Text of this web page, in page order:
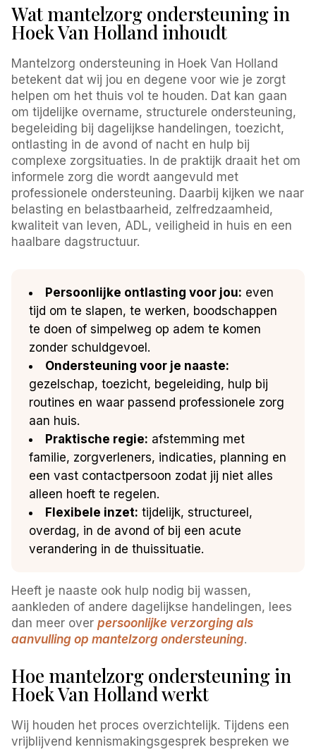
Wat mantelzorg ondersteuning in
Hoek Van Holland inhoudt
Mantelzorg ondersteuning in Hoek Van Holland
betekent dat wij jou en degene voor wie je zorgt
helpen om het thuis vol te houden. Dat kan gaan
om tijdelijke overname, structurele ondersteuning,
begeleiding bij dagelijkse handelingen, toezicht,
ontlasting in de avond of nacht en hulp bij
complexe zorgsituaties. In de praktijk draait het om
informele zorg die wordt aangevuld met
professionele ondersteuning. Daarbij kijken we naar
belasting en belastbaarheid, zelfredzaamheid,
kwaliteit van leven, ADL, veiligheid in huis en een
haalbare dagstructuur.
Persoonlijke ontlasting voor jou: even
tijd om te slapen, te werken, boodschappen
te doen of simpelweg op adem te komen
zonder schuldgevoel.
Ondersteuning voor je naaste:
gezelschap, toezicht, begeleiding, hulp bij
routines en waar passend professionele zorg
aan huis.
Praktische regie: afstemming met
familie, zorgverleners, indicaties, planning en
een vast contactpersoon zodat jij niet alles
alleen hoeft te regelen.
Flexibele inzet: tijdelijk, structureel,
overdag, in de avond of bij een acute
verandering in de thuissituatie.
Heeft je naaste ook hulp nodig bij wassen,
aankleden of andere dagelijkse handelingen, lees
dan meer overpersoonlijke verzorging als
aanvulling op mantelzorg ondersteuning.
Hoe mantelzorg ondersteuning in
Hoek Van Holland werkt
Wij houden het proces overzichtelijk. Tijdens een
vrijblijvend kennismakingsgesprek bespreken we